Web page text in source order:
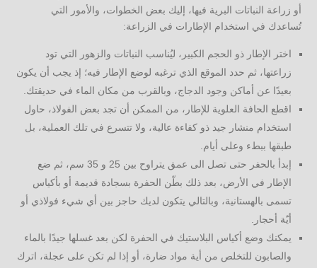
أو زراعة النباتات البرية فيها، إليك بعض الخطوات، والأمور التي
تُساعدك في استخدام الإطارات في الزراعة:
اختر الإطار ذو الحجم الكبير، ليُناسب النباتات والزهور التي تود
زراعتها، ثم حدد الموقع الذي ترغبه لوضع الإطار فيه؛ إذ يجب أن يكون
بعيدًا عن أماكن وجود الدجاج، وبالقرب من مكان الماء في حديقتك.
اقطع الحافة العلوية للإطار، من الممكن أن تجد بعض الفولاذ، حاول
استخدام منشار جيد ذو كفاءة عالية، ولا تتسرع في تلك العملية، بل
طبقها ببطء وعلى أيام.
إبدأ بالحفر حتى تصل الى عمق يتراوح بين 25 و 35 سم، ثم ضع
الإطار في الأرض، بعد ذلك بطّن الحفرة بسجادة قديمة أو بأكياس
تسمى بالهستانية، وبالتالي يتكون لديك حاجز بين أي شيء فولاذي أو
أيّة أحجار.
يمكنك وضع أكياس البلاستيك في الحفرة لكن بعد غسلها جيدًا بالماء
والصابون للتخلص من أية مواد ضارة، أو إذا لم تكن على عجلة، اترك